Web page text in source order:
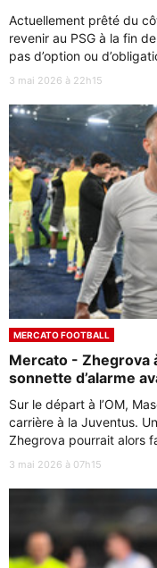
Actuellement prêté du
revenir au PSG à la fin
pas d’option ou
3 mai 2026 à 22h15
MERCATO FOOTBALL
Mercato - Zhegrova
sonnette d’alarme
Sur le départ à l’OM,
carrière à la Juventus.
Zhegrova pourrait alors
3 mai 2026 à 07h15